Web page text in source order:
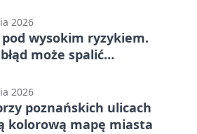
2026
wysokim ryzykiem.
może spalić
2026
poznańskich ulicach
kolorową mapę miasta